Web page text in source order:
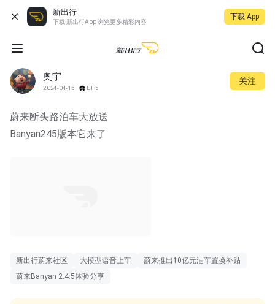
新出行
下载 新出行App 浏览更多精彩内容
下载 App
奥宇
2024-04-15 ET5
关注
蔚来断头路泊车大放送
Banyan245版本它来了
新出行蔚来社区 大模型语音上车
蔚来推出10亿元油车置换补贴
蔚来Banyan 2.4.5体验分享